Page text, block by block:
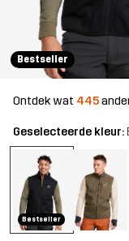
Bestseller
Ontdek wat 445
Geselecteerde kleur:
Bestseller